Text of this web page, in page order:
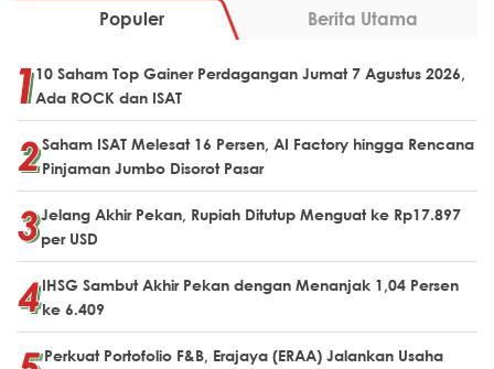
Populer Berita Utama
10 Saham Top Gainer Perdagangan Jumat 7 Agustus 2026,
Ada ROCK dan ISAT
Saham ISAT Melesat 16 Persen, AI Factory hingga Rencana
Pinjaman Jumbo Disorot Pasar
Jelang Akhir Pekan, Rupiah Ditutup Menguat ke Rp17.897
per USD
IHSG Sambut Akhir Pekan dengan Menanjak 1,04 Persen
ke 6.409
Perkuat Portofolio F&B, Erajaya (ERAA) Jalankan Usaha